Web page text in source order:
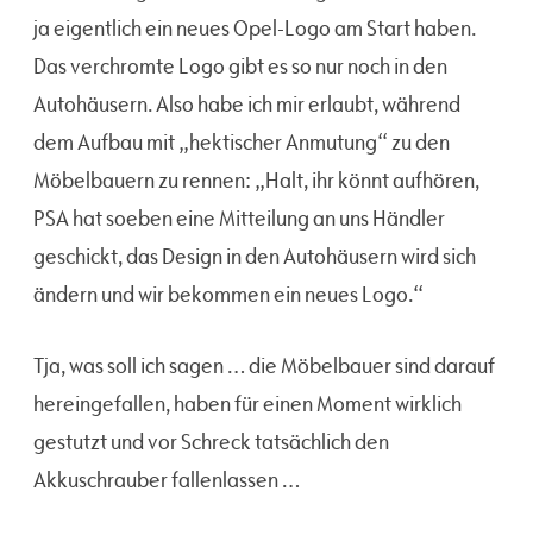
ja eigentlich ein neues Opel-Logo am Start haben.
Das verchromte Logo gibt es so nur noch in den
Autohäusern. Also habe ich mir erlaubt, während
dem Aufbau mit „hektischer Anmutung“ zu den
Möbelbauern zu rennen: „Halt, ihr könnt aufhören,
PSA hat soeben eine Mitteilung an uns Händler
geschickt, das Design in den Autohäusern wird sich
ändern und wir bekommen ein neues Logo.“
Tja, was soll ich sagen … die Möbelbauer sind darauf
hereingefallen, haben für einen Moment wirklich
gestutzt und vor Schreck tatsächlich den
Akkuschrauber fallenlassen …